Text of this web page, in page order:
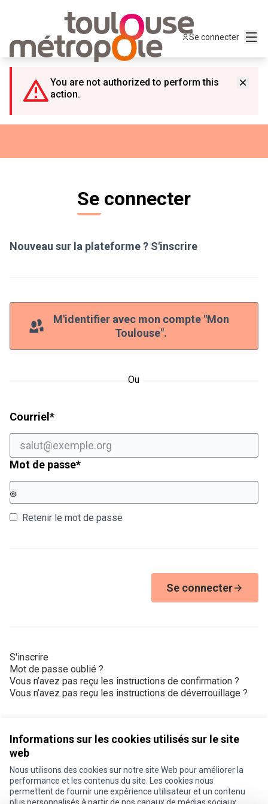
Informations sur les cookies utilisés sur le site
web
Nous utilisons des cookies sur notre site Web pour améliorer la
performance et les contenus du site. Les cookies nous
permettent de fournir une expérience utilisateur et un contenu
Se connecter
You are not authorized to perform this
action.
Se connecter
Nouveau sur la plateforme ? S'inscrire
M'identifier avec mon compte "Mon
Toulouse".
Ou
Courriel *Champ obligatoire
Mot de passe*Champ obligatoire
Retenir le mot de passe
Se connecter
S'inscrire
Mot de passe oublié ?
Vous n’avez pas reçu les instructions de confirmation ?
Vous n’avez pas reçu les instructions de déverrouillage ?
Conditions d'utilisation
Paramètres des cookies
Je participe ! sur X
Je participe ! sur Facebook
Je participe ! sur Instagram